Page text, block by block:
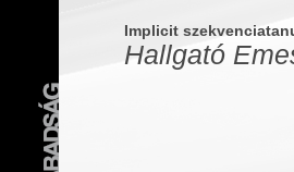
Implicit
Hallgató